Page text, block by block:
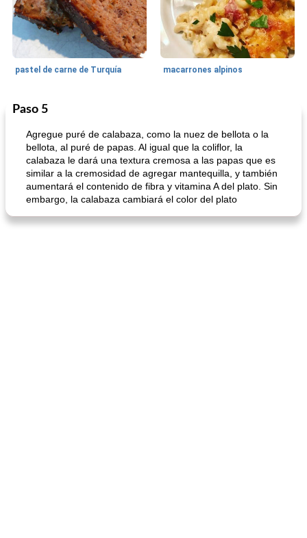
pastel de carne de Turquía macarrones alpinos
Cocina del mundo
Paso 5
Agregue puré de calabaza, como la nuez de bellota o la
bellota, al puré de papas. Al igual que la coliflor, la
calabaza le dará una textura cremosa a las papas que es
similar a la cremosidad de agregar mantequilla, y también
aumentará el contenido de fibra y vitamina A del plato. Sin
embargo, la calabaza cambiará el color del plato